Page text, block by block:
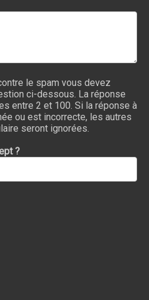
le spam vous devez
ci-dessous. La réponse
entre 2 et 100. Si la réponse à
ou est incorrecte, les autres
seront ignorées.
?